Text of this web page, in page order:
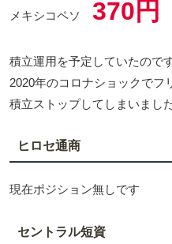
メキシコペソ 370円
積立運用を予定していたので
2020年のコロナショックでフ
積立ストップしてしまいまし
ヒロセ通商
現在ポジション無しです
セントラル短資